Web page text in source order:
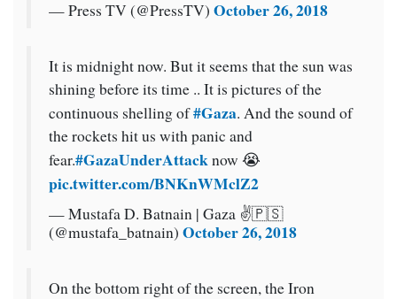
— Press TV (@PressTV) October 26, 2018
It is midnight now. But it seems that the sun was
shining before its time .. It is pictures of the
continuous shelling of#Gaza. And the sound of
the rockets hit us with panic and
fear.#GazaUnderAttacknow 😭
pic.twitter.com/BNKnWMclZ2
— Mustafa D. Batnain | Gaza ✌🇵🇸
(@mustafa_batnain) October 26, 2018
On the bottom right of the screen, the Iron